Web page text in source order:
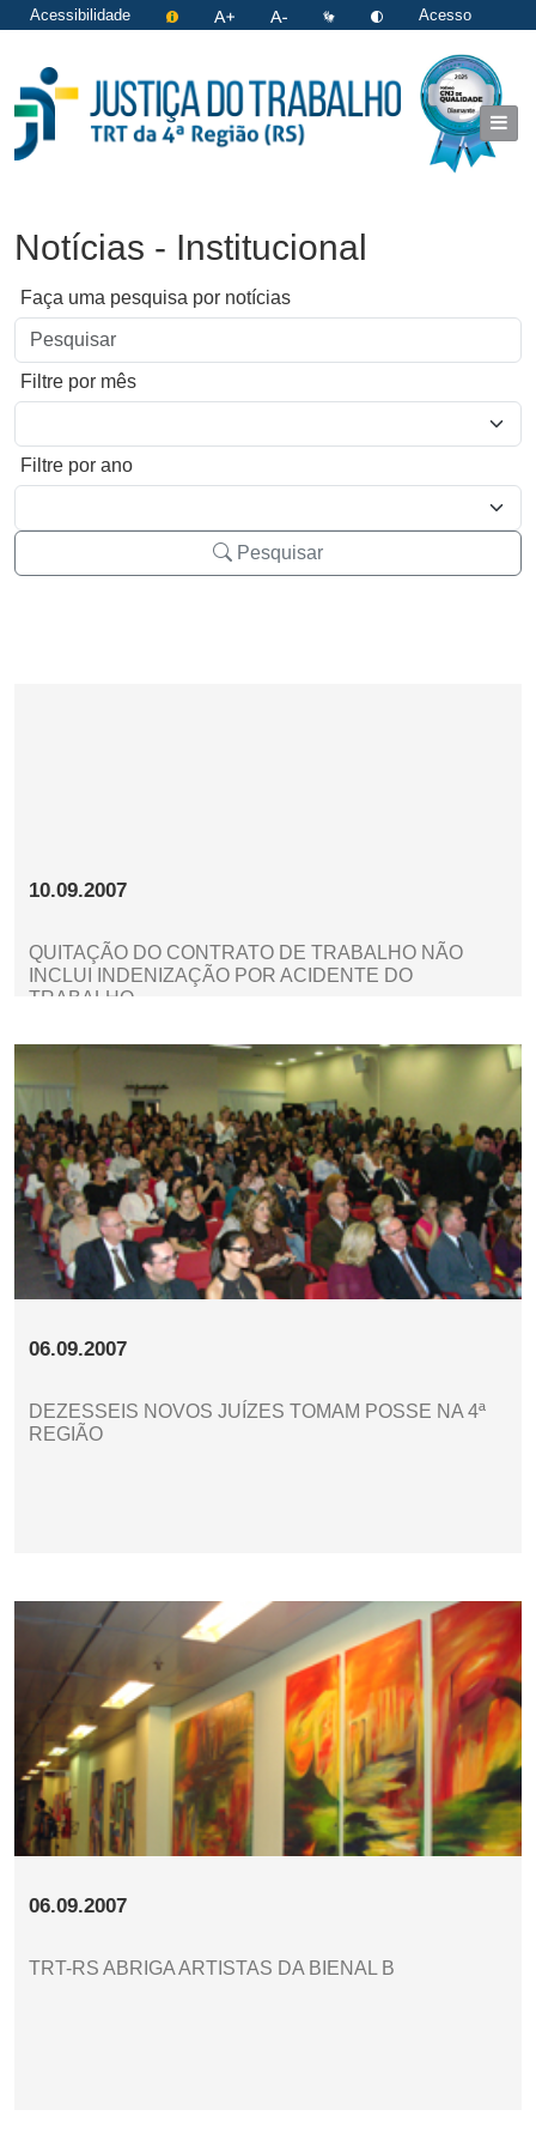
Acessibilidade
Acesso
Notícias - Institucional
Faça uma pesquisa por notícias
Filtre por mês
Filtre por ano
Pesquisar
10.09.2007
QUITAÇÃO DO CONTRATO DE TRABALHO NÃO
INCLUI INDENIZAÇÃO POR ACIDENTE DO
TRABALHO
06.09.2007
DEZESSEIS NOVOS JUÍZES TOMAM POSSE NA 4ª
REGIÃO
06.09.2007
TRT-RS ABRIGA ARTISTAS DA BIENAL B